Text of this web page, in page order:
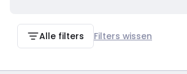
Alle filters Filters wissen